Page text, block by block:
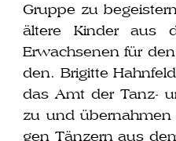
Gruppe zu
älte­re Kinder aus
Erwachsenen für
den. Brigitte
das Amt der Tanz-
zu und
gen Tänzern aus